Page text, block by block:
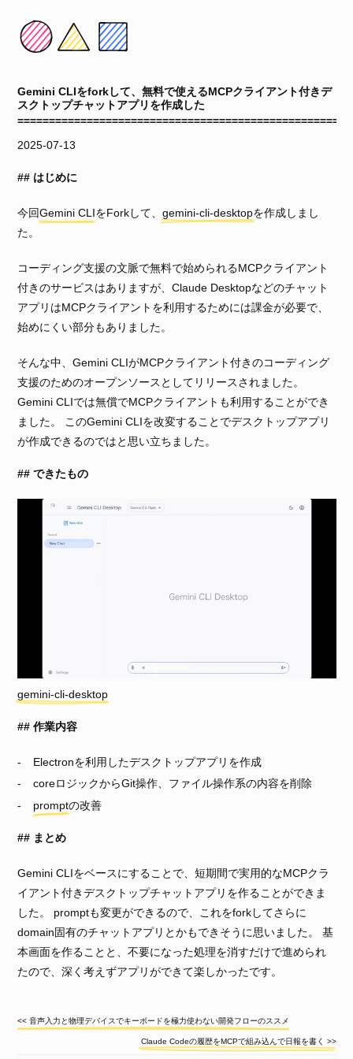
Gemini CLIをforkして、無料で使えるMCPクライアント付きデ
スクトップチャットアプリを作成した
2025-07-13
はじめに
今回Gemini CLIをForkして、 gemini-cli-desktopを作成しまし
た。
コーディング支援の文脈で無料で始められるMCPクライアント
付きのサービスはありますが、Claude Desktopなどのチャット
アプリはMCPクライアントを利用するためには課金が必要で、
始めにくい部分もありました。
そんな中、Gemini CLIがMCPクライアント付きのコーディング
支援のためのオープンソースとしてリリースされました。
Gemini CLIでは無償でMCPクライアントも利用することができ
ました。 このGemini CLIを改変することでデスクトップアプリ
が作成できるのではと思い立ちました。
できたもの
gemini-cli-desktop
作業内容
Electronを利用したデスクトップアプリを作成
coreロジックからGit操作、ファイル操作系の内容を削除
promptの改善
まとめ
Gemini CLIをベースにすることで、短期間で実用的なMCPクラ
イアント付きデスクトップチャットアプリを作ることができま
した。 promptも変更ができるので、これをforkしてさらに
domain固有のチャットアプリとかもできそうに思いました。 基
本画面を作ることと、不要になった処理を消すだけで進められ
たので、深く考えずアプリができて楽しかったです。
<< 音声入力と物理デバイスでキーボードを極力使わない開発フローのススメ
Claude Codeの履歴をMCPで組み込んで日報を書く >>